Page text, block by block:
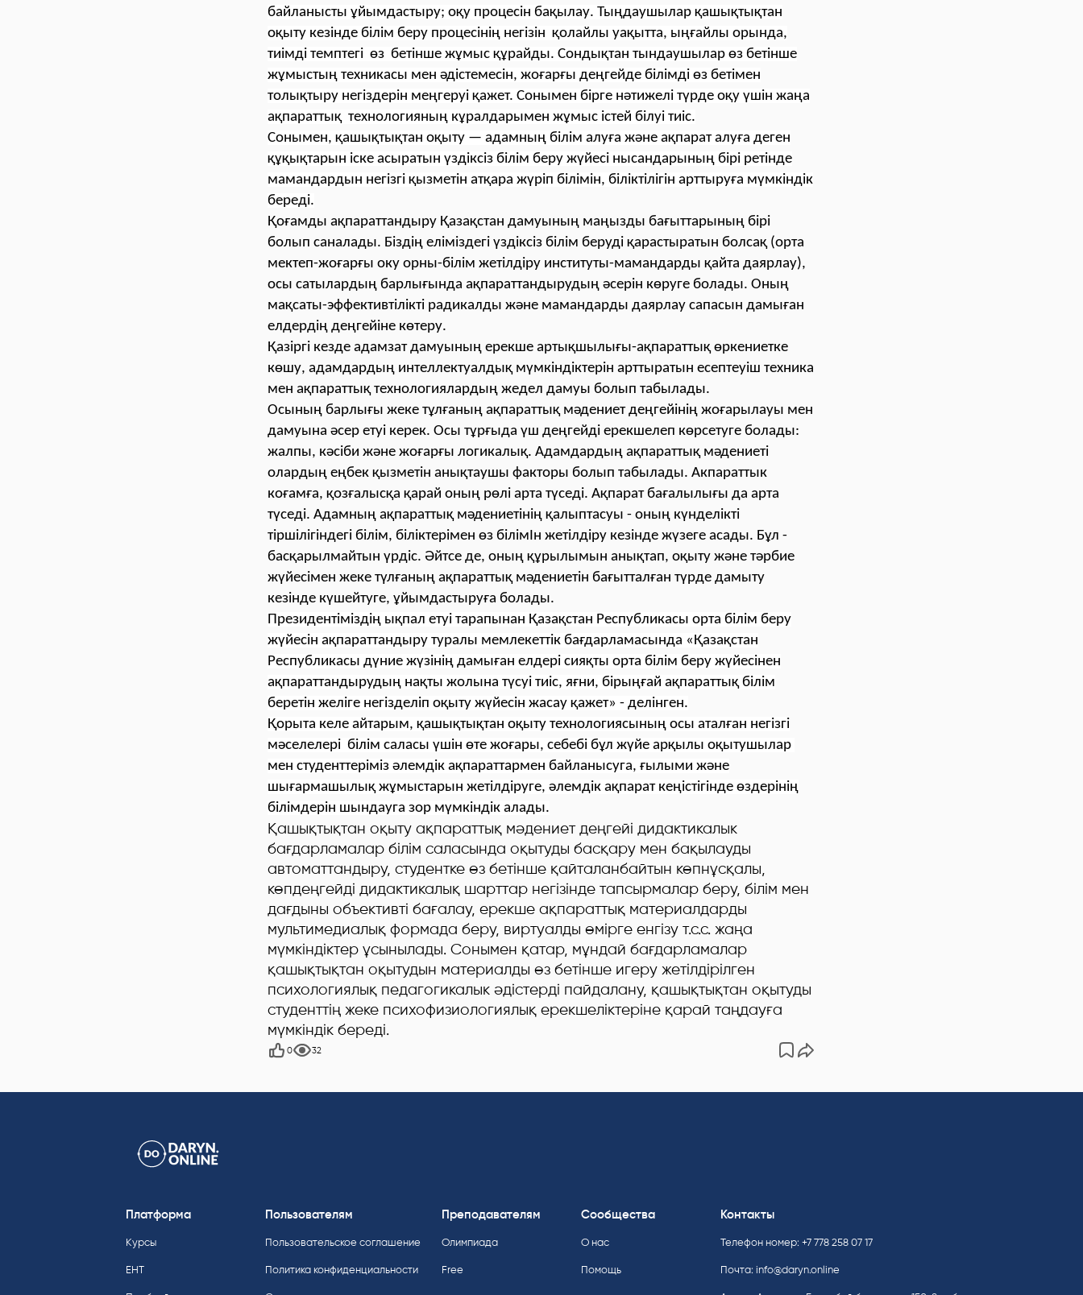
байланысты ұйымдастыру; оқу процесін бақылау. Тыңдаушылар қашықтықтан
оқыту кезінде білім беру процесінің негізін қолайлы уақытта, ыңғайлы орында,
тиімді темптегі өз бетінше жұмыс құрайды. Сондықтан тындаушылар өз бетінше
жұмыстың техникасы мен әдістемесін, жоғарғы деңгейде білімді өз бетімен
толықтыру негіздерін меңгеруі қажет. Сонымен бірге нәтижелі түрде оқу үшін жаңа
ақпараттық технологияның кұралдарымен жұмыс істей білуі тиіс.
Сонымен, қашықтықтан оқыту — адамның білім алуға және ақпарат алуға деген
құқықтарын іске асыратын үздіксіз білім беру жүйесі нысандарының бірі ретінде
мамандардын негізгі қызметін атқара жүріп білімін, біліктілігін арттыруға мүмкіндік
береді.
Қоғамды ақпараттандыру Қазақстан дамуының маңызды бағыттарының бірі
болып саналады. Біздің еліміздегі үздіксіз білім беруді қарастыратын болсақ (орта
мектеп-жоғарғы оку орны-білім жетілдіру институты-мамандарды қайта даярлау),
осы сатылардың барлығында ақпараттандырудың әсерін көруге болады. Оның
мақсаты-эффективтілікті радикалды және мамандарды даярлау сапасын дамыған
елдердің деңгейіне көтеру.
Қазіргі кезде адамзат дамуының ерекше артықшылығы-ақпараттық өркениетке
көшу, адамдардың интеллектуалдық мүмкіндіктерін арттыратын есептеуіш техника
мен ақпараттық технологиялардың жедел дамуы болып табылады.
Осының барлығы жеке тұлғаның ақпараттық мәдениет деңгейінің жоғарылауы мен
дамуына әсер етуі керек. Осы тұрғыда үш деңгейді ерекшелеп көрсетуге болады:
жалпы, кәсіби және жоғарғы логикалық. Адамдардың ақпараттық мәдениеті
олардың еңбек қызметін анықтаушы факторы болып табылады. Акпараттык
коғамға, қозғалысқа қарай оның рөлі арта түседі. Ақпарат бағалылығы да арта
түседі. Адамның ақпараттық мәдениетінің қалыптасуы - оның күнделікті
тіршілігіндегі білім, біліктерімен өз білімІн жетілдіру кезінде жүзеге асады. Бұл -
басқарылмайтын үрдіс. Әйтсе де, оның құрылымын анықтап, оқыту және тәрбие
жүйесімен жеке түлғаның ақпараттық мәдениетін бағытталған түрде дамыту
кезінде күшейтуге, ұйымдастыруға болады.
Президентіміздің ықпал етуі тарапынан Қазақстан Республикасы орта білім беру
жүйесін ақпараттандыру туралы мемлекеттік бағдарламасында «Қазақстан
Республикасы дүние жүзінің дамыған елдері сияқты орта білім беру жүйесінен
ақпараттандырудың нақты жолына түсуі тиіс, яғни, бірыңғай ақпараттық білім
беретін желіге негізделіп оқыту жүйесін жасау қажет» - делінген.
Қорыта келе айтарым, қашықтықтан оқыту технологиясының осы аталған негізгі
мәселелері білім саласы үшін өте жоғары, себебі бұл жүйе арқылы оқытушылар
мен студенттеріміз әлемдік ақпараттармен байланысуга, ғылыми және
шығармашылық жұмыстарын жетілдіруге, әлемдік ақпарат кеңістігінде өздерінің
білімдерін шындауга зор мүмкіндік алады.
Қашықтықтан оқыту ақпараттық мәдениет деңгейі дидактикалык
бағдарламалар білім саласында оқытуды басқару мен бақылауды
автоматтандыру, студентке өз бетінше қайталанбайтын көпнұсқалы,
көпдеңгейді дидактикалық шарттар негізінде тапсырмалар беру, білім мен
дағдыны объективті бағалау, ерекше ақпараттық материалдарды
мультимедиалық формада беру, виртуалды өмірге енгізу т.с.с. жаңа
мүмкіндіктер ұсынылады. Сонымен қатар, мұндай бағдарламалар
қашықтықтан оқытудын материалды өз бетінше игеру жетілдірілген
психологиялық педагогикалык әдістерді пайдалану, қашықтықтан оқытуды
студенттің жеке психофизиологиялық ерекшеліктеріне қарай таңдауға
мүмкіндік береді.
0 32
Платформа
Курсы
ЕНТ
Пользователям
Пользовательское соглашение
Политика конфиденциальности
Преподавателям
Олимпиада
Free
Сообщества
О нас
Помощь
Контакты
Телефон номер: +7 778 258 07 17
Почта: info@daryn.online